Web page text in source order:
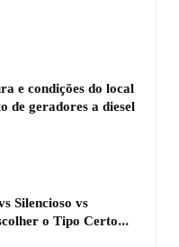
e condições do local
de geradores a diesel
Silencioso vs
o Tipo Certo